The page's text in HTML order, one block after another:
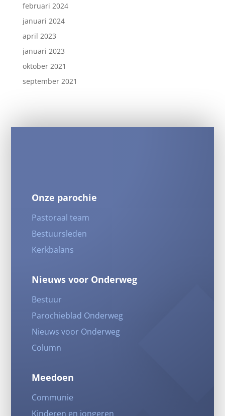
februari 2024
januari 2024
april 2023
januari 2023
oktober 2021
september 2021
Onze parochie
Pastoraal team
Bestuursleden
Kerkbalans
Nieuws voor Onderweg
Bestuur
Parochieblad Onderweg
Nieuws voor Onderweg
Column
Meedoen
Communie
Kinderen en jongeren